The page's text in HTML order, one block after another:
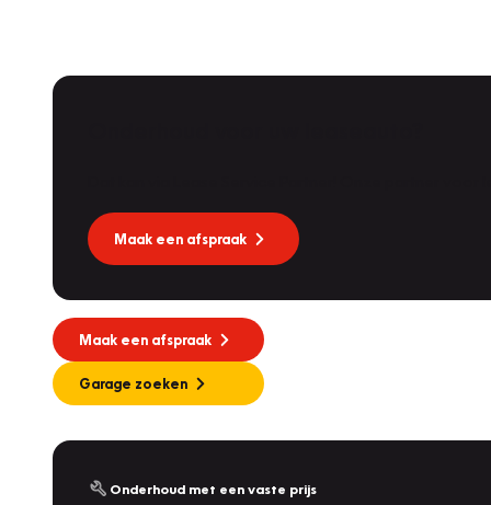
Maak een afspraak
Maak een afspraak
Garage zoeken
Onderhoud met een vaste prijs